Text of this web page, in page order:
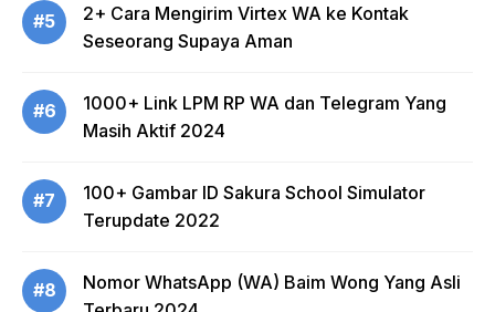
#5
2+ Cara Mengirim Virtex WA ke Kontak
Seseorang Supaya Aman
#6
1000+ Link LPM RP WA dan Telegram Yang
Masih Aktif 2024
#7
100+ Gambar ID Sakura School Simulator
Terupdate 2022
#8
Nomor WhatsApp (WA) Baim Wong Yang Asli